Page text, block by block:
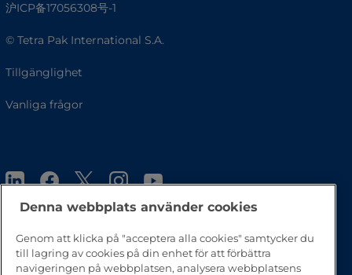
沪ICP备17056308号-1
© Tetra Pak International S.A.
Tillgänglighet
Vanliga frågor
Gå till toppen av sidan
Denna webbplats använder cookies
Genom att klicka på "acceptera alla cookies" samtycker du
till lagring av cookies på din enhet för att förbättra
navigeringen på webbplatsen, analysera webbplatsens